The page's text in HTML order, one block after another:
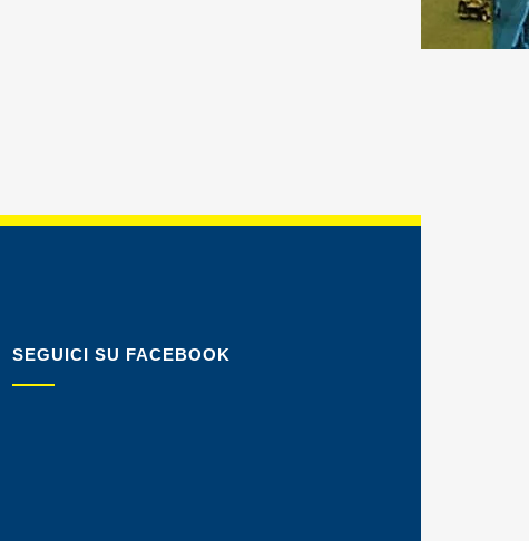
SEGUICI SU FACEBOOK